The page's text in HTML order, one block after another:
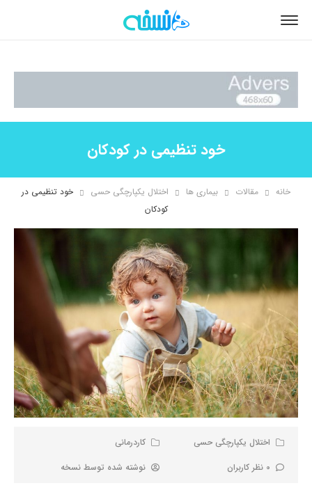
خود تنظیمی در کودکان
خانه مقالات بیماری ها اختلال یکپارچگی حسی
خود تنظیمی در
کودکان
اختلال یکپارچگی حسی
کاردرمانی
0 نظر کاربران
نوشته شده توسط نسخه